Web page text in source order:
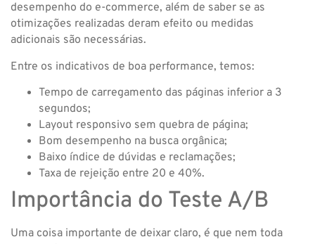
desempenho do e-commerce, além de saber se as
otimizações realizadas deram efeito ou medidas
adicionais são necessárias.
Entre os indicativos de boa performance, temos:
Tempo de carregamento das páginas inferior a 3
segundos;
Layout responsivo sem quebra de página;
Bom desempenho na busca orgânica;
Baixo índice de dúvidas e reclamações;
Taxa de rejeição entre 20 e 40%.
Importância do Teste A/B
Uma coisa importante de deixar claro, é que nem toda